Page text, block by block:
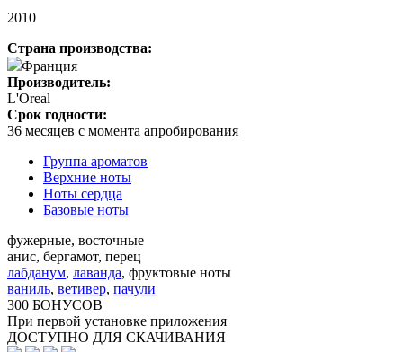
2010
Страна производства:
Франция
Производитель:
L'Oreal
Срок годности:
36 месяцев с момента апробирования
Группа ароматов
Верхние ноты
Ноты сердца
Базовые ноты
фужерные, восточные
анис, бергамот, перец
лабданум, лаванда, фруктовые ноты
ваниль, ветивер, пачули
300 БОНУСОВ
При первой установке приложения
ДОСТУПНО ДЛЯ СКАЧИВАНИЯ